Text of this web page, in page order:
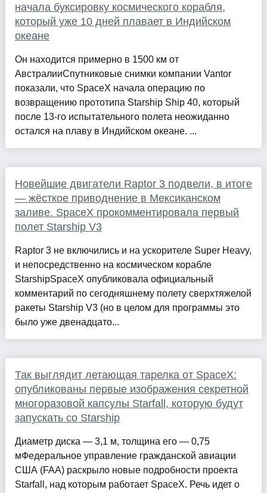
начала буксировку космического корабля,
который уже 10 дней плавает в Индийском
океане
Он находится примерно в 1500 км от
АвстралииСпутниковые снимки компании Vantor
показали, что SpaceX начала операцию по
возвращению прототипа Starship Ship 40, который
после 13-го испытательного полета неожиданно
остался на плаву в Индийском океане. ...
Новейшие двигатели Raptor 3 подвели, в итоге
— жёсткое приводнение в Мексиканском
заливе. SpaceX прокомментировала первый
полет Starship V3
Raptor 3 не включились и на ускорителе Super Heavy,
и непосредственно на космическом корабле
StarshipSpaceX опубликовала официальный
комментарий по сегодняшнему полету сверхтяжелой
ракеты Starship V3 (но в целом для программы это
было уже двенадцато...
Так выглядит летающая тарелка от SpaceX:
опубликованы первые изображения секретной
многоразовой капсулы Starfall, которую будут
запускать со Starship
Диаметр диска — 3,1 м, толщина его — 0,75
мФедеральное управление гражданской авиации
США (FAA) раскрыло новые подробности проекта
Starfall, над которым работает SpaceX. Речь идет о